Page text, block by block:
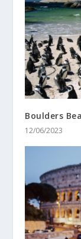
Boulders
12/06/2023